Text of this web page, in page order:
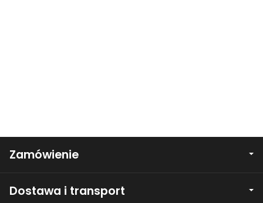
Zamówienie
Dostawa i transport